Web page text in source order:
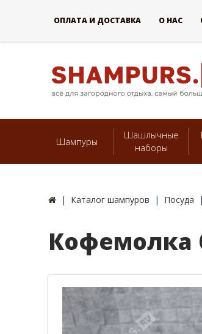
Шампуры
Шашлычные
наборы
Каталог шампуров Посуда
Кофемолка
ОПЛАТА И ДОСТАВКА О НАС